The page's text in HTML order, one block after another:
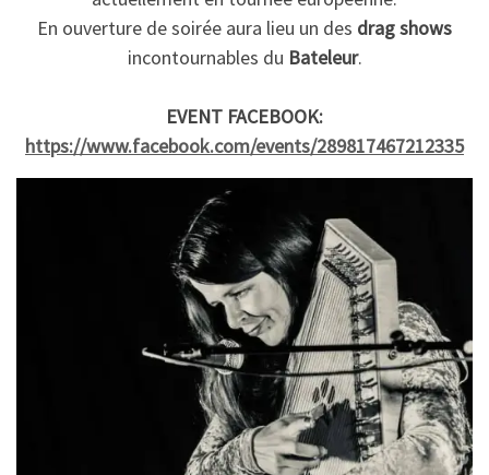
En ouverture de soirée aura lieu un des drag shows
incontournables du Bateleur.
EVENT FACEBOOK:
https://www.facebook.com/events/289817467212335